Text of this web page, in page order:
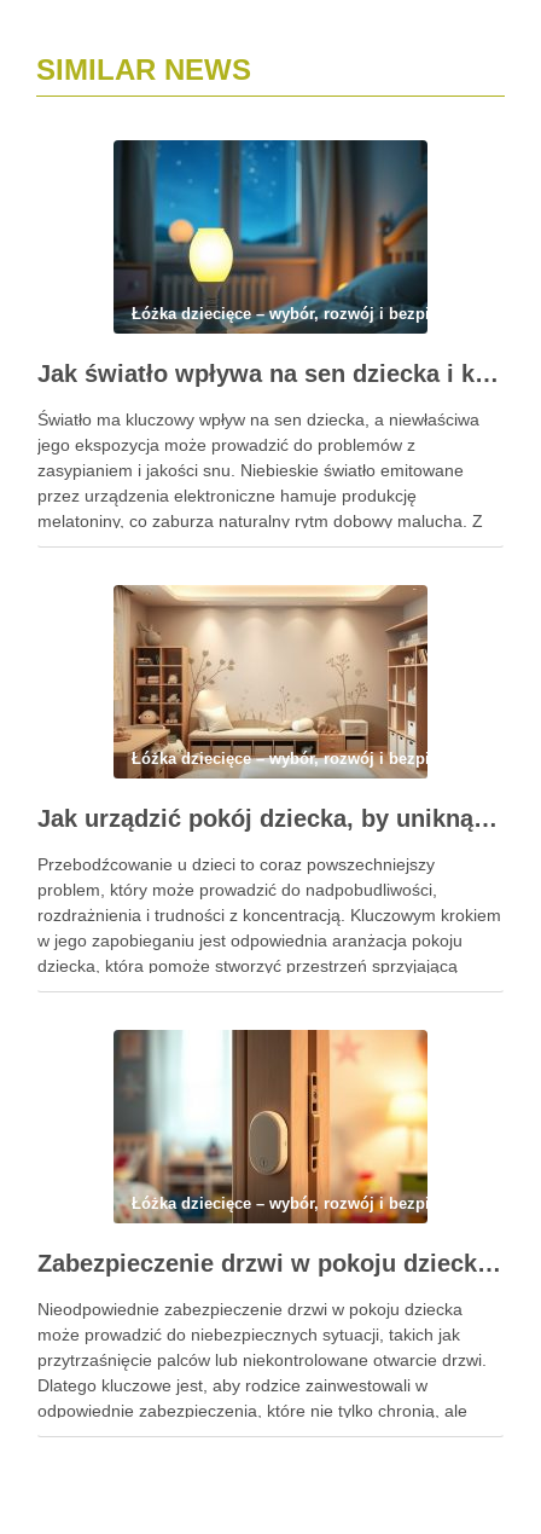
SIMILAR NEWS
Łóżka dziecięce – wybór, rozwój i bezpieczeństwo
Jak światło wpływa na sen dziecka i kiedy lampka nocna pomaga, a kiedy szkodzi
Światło ma kluczowy wpływ na sen dziecka, a niewłaściwa
jego ekspozycja może prowadzić do problemów z
zasypianiem i jakości snu. Niebieskie światło emitowane
przez urządzenia elektroniczne hamuje produkcję
melatoniny, co zaburza naturalny rytm dobowy malucha. Z
drugiej strony, lampka nocna może być pomocna w
Łóżka dziecięce – wybór, rozwój i bezpieczeństwo
Jak urządzić pokój dziecka, by uniknąć przebodźcowania i wspierać jego spokój oraz rozwój
Przebodźcowanie u dzieci to coraz powszechniejszy
problem, który może prowadzić do nadpobudliwości,
rozdrażnienia i trudności z koncentracją. Kluczowym krokiem
w jego zapobieganiu jest odpowiednia aranżacja pokoju
dziecka, która pomoże stworzyć przestrzeń sprzyjającą
relaksowi i spokojowi. Właściwy dobór kolorów, mebli oraz
Łóżka dziecięce – wybór, rozwój i bezpieczeństwo
Zabezpieczenie drzwi w pokoju dziecka: jak skutecznie chronić przed przytrzaśnięciem i niepożądanym otwarciem
Nieodpowiednie zabezpieczenie drzwi w pokoju dziecka
może prowadzić do niebezpiecznych sytuacji, takich jak
przytrzaśnięcie palców lub niekontrolowane otwarcie drzwi.
Dlatego kluczowe jest, aby rodzice zainwestowali w
odpowiednie zabezpieczenia, które nie tylko chronią, ale
także dają spokój ducha. W dzisiejszym artykule omówimy,